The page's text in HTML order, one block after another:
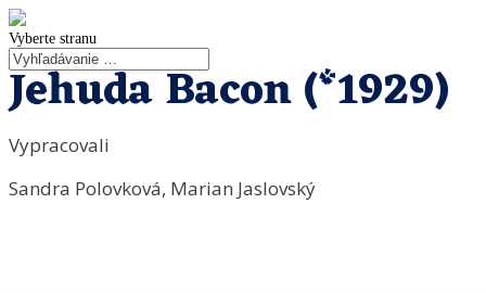
Vyberte stranu
Jehuda Bacon (*1929)
Vypracovali
Sandra Polovková, Marian Jaslovský